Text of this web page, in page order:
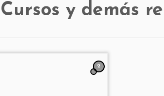
Cursos y demás
2